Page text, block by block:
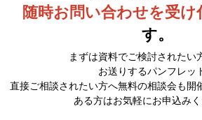
随時お問い合わせを受け
す。
まずは資料でご検討されたい
お送りするパンフレッ
直接ご相談されたい方へ無料の相談会も開
ある方はお気軽にお申込みく